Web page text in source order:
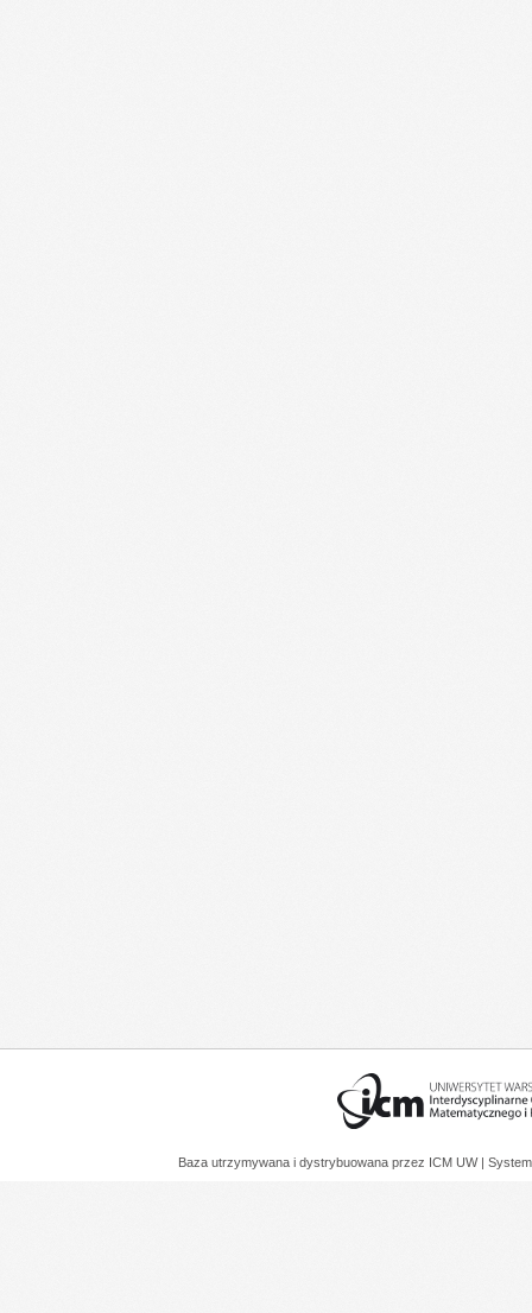
Baza utrzymywana i dystrybuowana przez ICM UW |